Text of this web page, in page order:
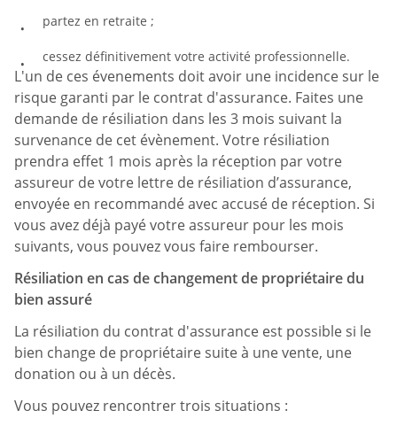
partez en retraite ;
cessez définitivement votre activité professionnelle.
L'un de ces évenements doit avoir une incidence sur le
risque garanti par le contrat d'assurance. Faites une
demande de résiliation dans les 3 mois suivant la
survenance de cet évènement. Votre résiliation
prendra effet 1 mois après la réception par votre
assureur de votre lettre de résiliation d’assurance,
envoyée en recommandé avec accusé de réception. Si
vous avez déjà payé votre assureur pour les mois
suivants, vous pouvez vous faire rembourser.
Résiliation en cas de changement de propriétaire du
bien assuré
La résiliation du contrat d'assurance est possible si le
bien change de propriétaire suite à une vente, une
donation ou à un décès.
Vous pouvez rencontrer trois situations :